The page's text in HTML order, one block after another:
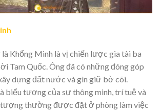
Khổng Minh là vị chiến lược gia tài ba
Tam Quốc. Ông đã có những đóng góp
dựng đất nước và gìn giữ bờ cõi.
biểu tượng của sự thông minh, trí tuệ và
tượng thường được đặt ở phòng làm việc